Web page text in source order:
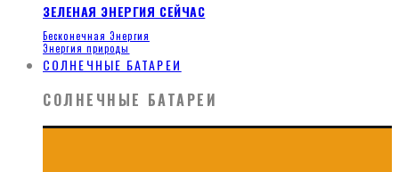
ЗЕЛЕНАЯ ЭНЕРГИЯ СЕЙЧАС
Бесконечная Энергия
Энергия природы
СОЛНЕЧНЫЕ БАТАРЕИ
СОЛНЕЧНЫЕ БАТАРЕИ